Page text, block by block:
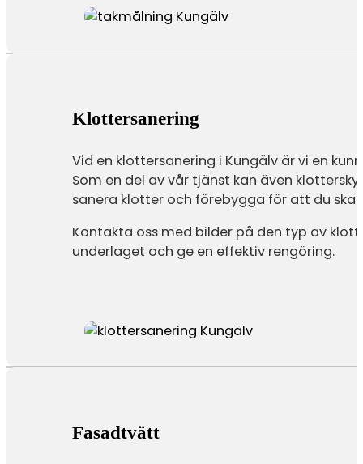
Klottersanering
Vid en klottersanering i Kungälv är vi en
Som en del av vår tjänst kan även
sanera klotter och förebygga för att du
Kontakta oss med bilder på den typ av
underlaget och ge en effektiv rengöring.
Fasadtvätt